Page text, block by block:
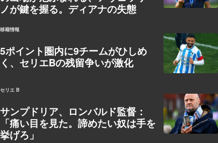
ノが鍵を握る。ディアナの失態
移籍情報
5ポイント圏内に9チームがひしめ
く、セリエBの残留争いが激化
セリエ B
サンプドリア、ロンバルド監督：
「痛い目を見た。諦めたい奴は手を
挙げろ」